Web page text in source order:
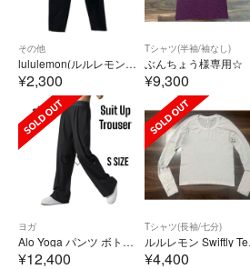
その他
lululemon(ルルレモン) パンツ サイズM メンズ 黒 ウエストゴム/フルレングス
¥2,300
Tシャツ(半袖/袖なし)
ぶんちょう様専用☆
¥9,300
ヨガ
Alo Yoga パンツ ボトム スーツアップ トラウザー アローヨガ Sサイズ
¥12,400
Tシャツ(長袖/七分)
ルル
¥4,400